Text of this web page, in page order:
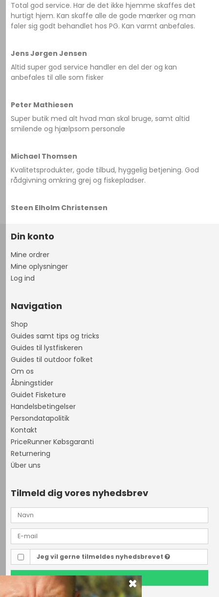
Total god service. Har de det ikke hjemme skaffes det
hurtigt hjem. Kan skaffe alle de gode mærker og man
føler sig godt behandlet hos PG. Kan varmt anbefales.
Jens Jørgen Jensen
Altid super god service handler en del der og kan
anbefales til alle som fisker
Peter Mathiesen
Super butik med alt hvad man skal bruge, samt altid
smilende og hjælpsom personale
Michael Thomsen
Kvalitetsprodukter, gode tilbud, hyggelig betjening. God
rådgivning omkring grej og fiskepladser.
Steen Elholm Christensen
Din konto
Mine ordrer
Mine oplysninger
Log ind
Navigation
Shop
Guides samt tips og tricks
Guides til lystfiskeren
Guides til outdoor folket
Om os
Åbningstider
Guidet Fisketure
Handelsbetingelser
Persondatapolitik
Kontakt
PriceRunner Købsgaranti
Returnering
Über uns
Tilmeld dig vores nyhedsbrev
Jeg vil gerne tilmeldes nyhedsbrevet
TILMELD